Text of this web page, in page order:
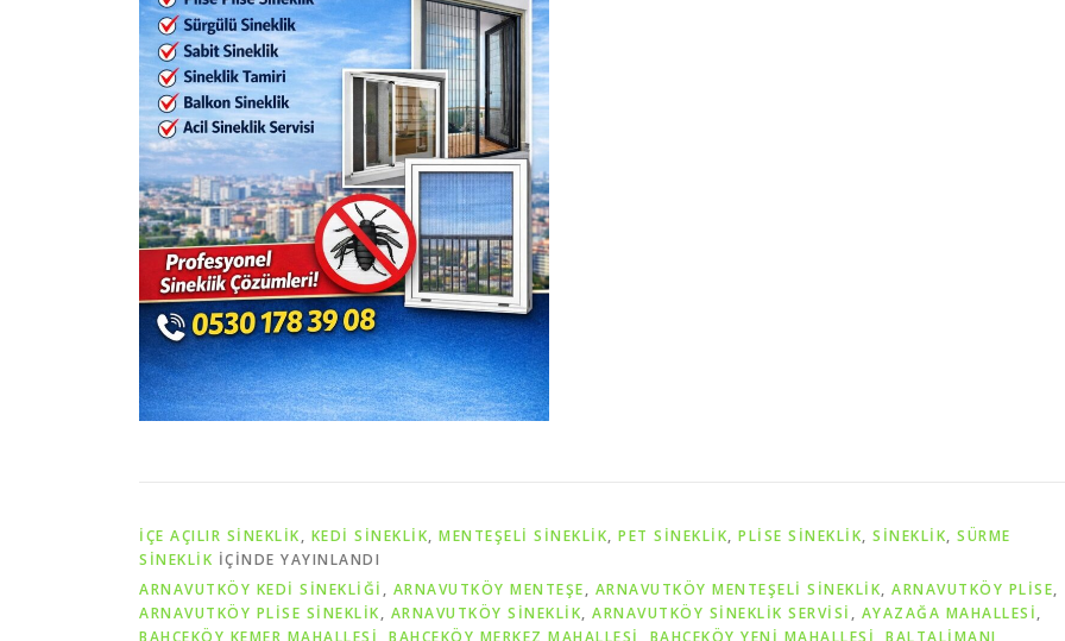
İÇE AÇILIR SINEKLIK, KEDI SINEKLIK, MENTEŞELI SINEKLIK, PET SİNEKLIK, PLISE SINEKLIK, SİNEKLİK, SÜRME
SINEKLIK IÇINDE YAYINLANDI
ARNAVUTKÖY KEDİ SİNEKLİĞİ , ARNAVUTKÖY MENTEŞE, ARNAVUTKÖY MENTEŞELİ SİNEKLİK, ARNAVUTKÖY PLİSE,
ARNAVUTKÖY PLİSE SİNEKLİK, ARNAVUTKÖY SİNEKLİK, ARNAVUTKÖY SİNEKLİK SERVİSİ , AYAZAĞA MAHALLESİ,